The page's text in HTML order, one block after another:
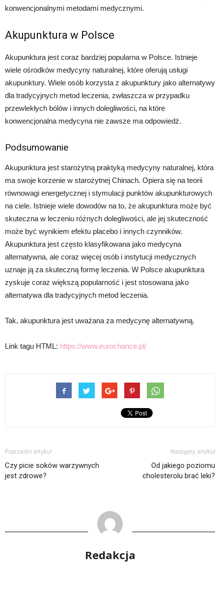
konwencjonalnymi metodami medycznymi.
Akupunktura w Polsce
Akupunktura jest coraz bardziej popularna w Polsce. Istnieje
wiele ośrodków medycyny naturalnej, które oferują usługi
akupunktury. Wiele osób korzysta z akupunktury jako alternatywy
dla tradycyjnych metod leczenia, zwłaszcza w przypadku
przewlekłych bólów i innych dolegliwości, na które
konwencjonalna medycyna nie zawsze ma odpowiedź.
Podsumowanie
Akupunktura jest starożytną praktyką medycyny naturalnej, która
ma swoje korzenie w starożytnej Chinach. Opiera się na teorii
równowagi energetycznej i stymulacji punktów akupunkturowych
na ciele. Istnieje wiele dowodów na to, że akupunktura może być
skuteczna w leczeniu różnych dolegliwości, ale jej skuteczność
może być wynikiem efektu placebo i innych czynników.
Akupunktura jest często klasyfikowana jako medycyna
alternatywna, ale coraz więcej osób i instytucji medycznych
uznaje ją za skuteczną formę leczenia. W Polsce akupunktura
zyskuje coraz większą popularność i jest stosowana jako
alternatywa dla tradycyjnych metod leczenia.
Tak, akupunktura jest uważana za medycynę alternatywną.
Link tagu HTML: https://www.eurochance.pl/
Poprzedni artykuł
Czy picie soków warzywnych
jest zdrowe?
Następny artykuł
Od jakiego poziomu
cholesterolu brać leki?
Redakcja